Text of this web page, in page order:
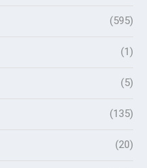
(595)
(1)
(5)
(135)
(20)